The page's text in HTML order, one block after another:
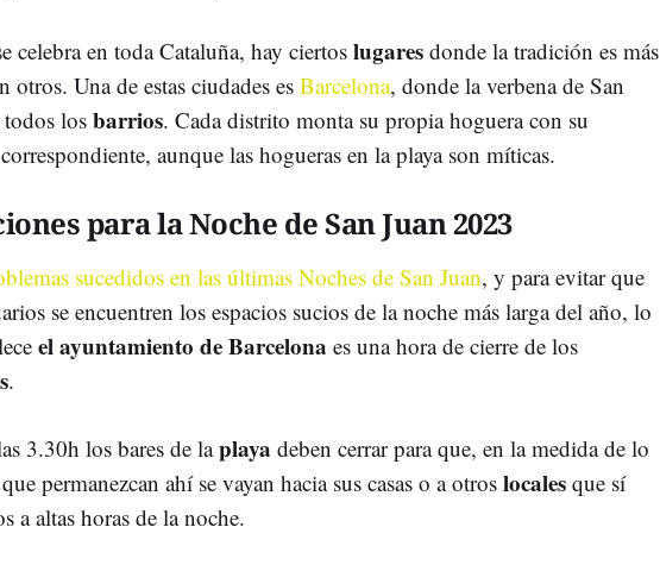
celebra en toda Cataluña, hay ciertos lugares donde la tradición es más
otros. Una de estas ciudades es Barcelona, donde la verbena de San
los barrios. Cada distrito monta su propia hoguera con su
aunque las hogueras en la playa son míticas.
para la Noche de San Juan 2023
sucedidos en las últimas Noches de San Juan, y para evitar que
se encuentren los espacios sucios de la noche más larga del año, lo
el ayuntamiento de Barcelona es una hora de cierre de los
.
3.30h los bares de laplaya deben cerrar para que, en la medida de lo
permanezcan ahí se vayan hacia sus casas o a otros locales que sí
a altas horas de la noche.